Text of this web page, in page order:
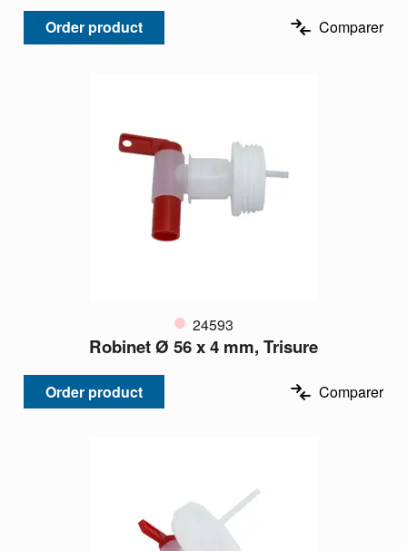
Order product Comparer
24593
Robinet Ø 56 x 4 mm, Trisure
Order product Comparer